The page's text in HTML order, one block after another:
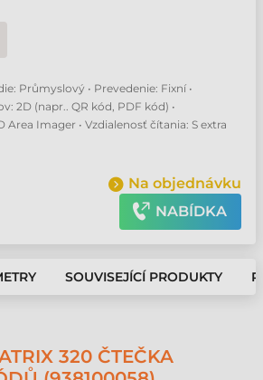
Průmyslový • Prevedenie: Fixní •
2D (napr.. QR kód, PDF kód) •
Area Imager • Vzdialenosť čítania: S extra
Na objednávku
NABÍDKA
SOUVISEJÍCÍ PRODUKTY
320 ČTEČKA